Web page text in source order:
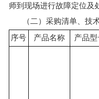
师到现场进行故障定位及
（二）采购清单、技
序号
产品名称 产品